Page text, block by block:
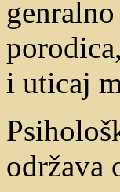
i uticaj
održava